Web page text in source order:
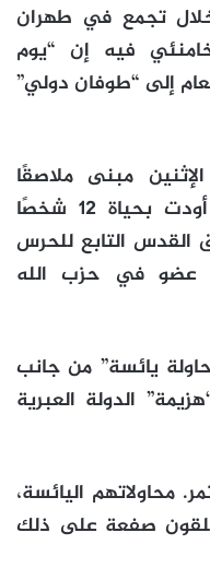
تجمع في طهران
فيه إن “يوم
إلى “طوفان دولي”
مبنى ملاصقًا
للسفارة الإيرانية في دمشق، أودت بحياة 12 شخصًا
القدس التابع للحرس
عضو في حزب الله
يائسة” من جانب
الدولة العبرية
محاولاتهم اليائسة،
صفعة على ذلك